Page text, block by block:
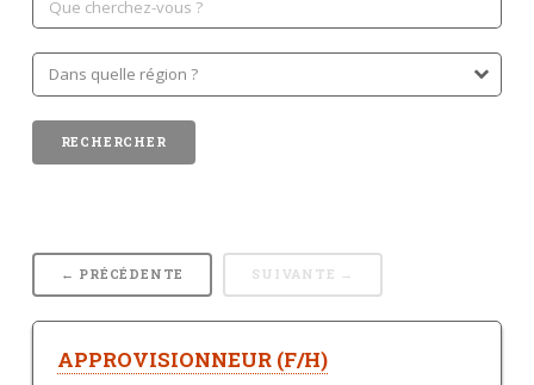
← PRÉCÉDENTE SUIVANTE →
APPROVISIONNEUR (F/H)